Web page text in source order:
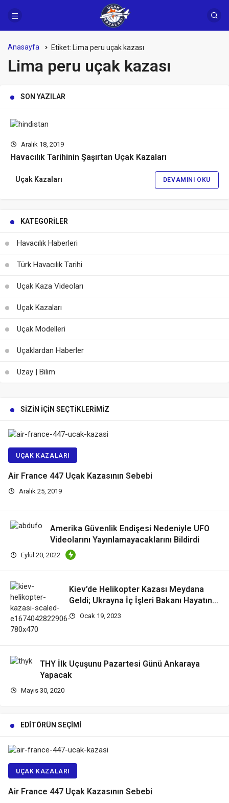
Anasayfa Etiket: Lima peru uçak kazası
Lima peru uçak kazası
SON YAZILAR
Aralık 18, 2019
Havacılık Tarihinin Şaşırtan Uçak Kazaları
Uçak Kazaları DEVAMINI OKU
KATEGORILER
Havacılık Haberleri
Türk Havacılık Tarihi
Uçak Kaza Videoları
Uçak Kazaları
Uçak Modelleri
Uçaklardan Haberler
Uzay | Bilim
SIZIN İÇIN SEÇTIKLERIMIZ
UÇAK KAZALARI
Air France 447 Uçak Kazasının Sebebi
Aralık 25, 2019
Amerika Güvenlik Endişesi Nedeniyle UFO
Videolarını Yayınlamayacaklarını Bildirdi
Eylül 20, 2022
Kiev’de Helikopter Kazası Meydana
Geldi; Ukrayna İç İşleri Bakanı Hayatını
Kaybetti!
Ocak 19, 2023
THY İlk Uçuşunu Pazartesi Günü Ankaraya
Yapacak
Mayıs 30, 2020
EDITÖRÜN SEÇIMI
UÇAK KAZALARI
Air France 447 Uçak Kazasının Sebebi